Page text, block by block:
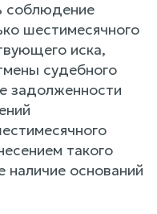
соблюдение
шестимесячного
иска,
судебного
задолженности
такого
наличие оснований